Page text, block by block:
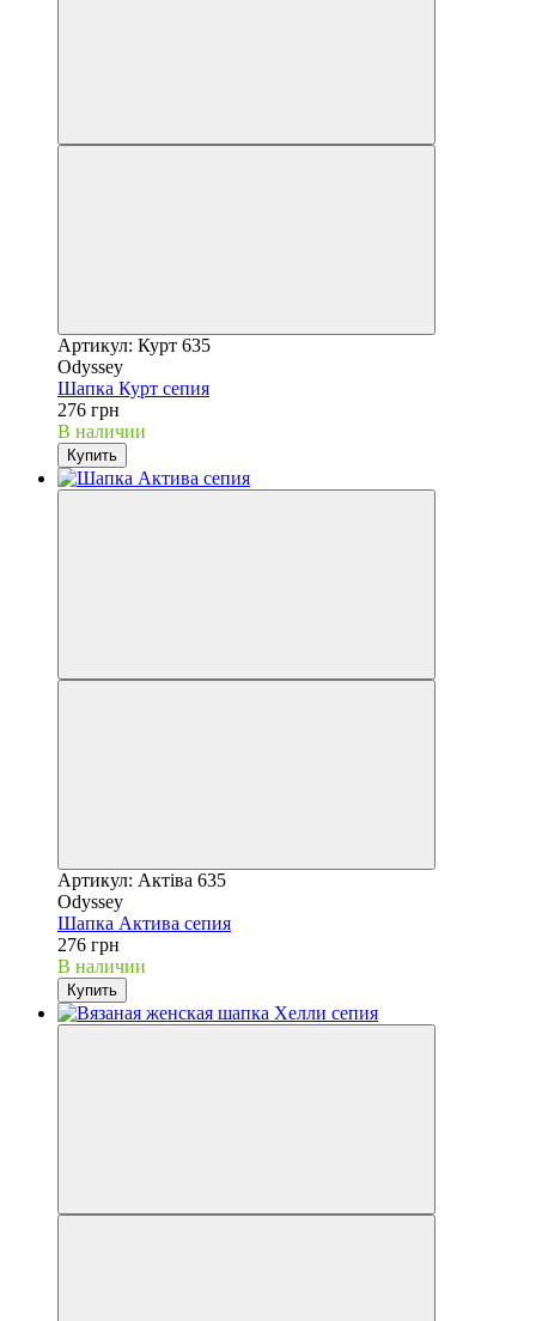
Артикул: Курт 635
Odyssey
Шапка Курт сепия
276 грн
В наличии
Купить
Артикул: Актіва 635
Odyssey
Шапка Актива сепия
276 грн
В наличии
Купить